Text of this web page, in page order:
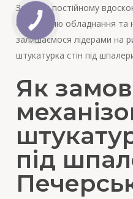
Завдяки постійному
оновленню обладнання та
залишаємося лідерами на
штукатурка стін під
Як
під